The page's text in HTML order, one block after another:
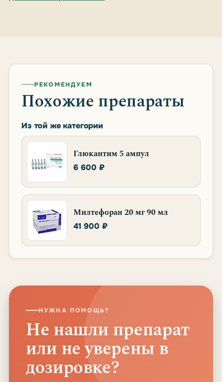
РЕКОМЕНДУЕМ
Похожие препараты
Из той же категории
Глюкантим 5 ампул
6 600 ₽
Милтефоран 20 мг 90 мл
41 900 ₽
НУЖНА ПОМОЩЬ?
Не нашли препарат
или не уверены в
дозировке?